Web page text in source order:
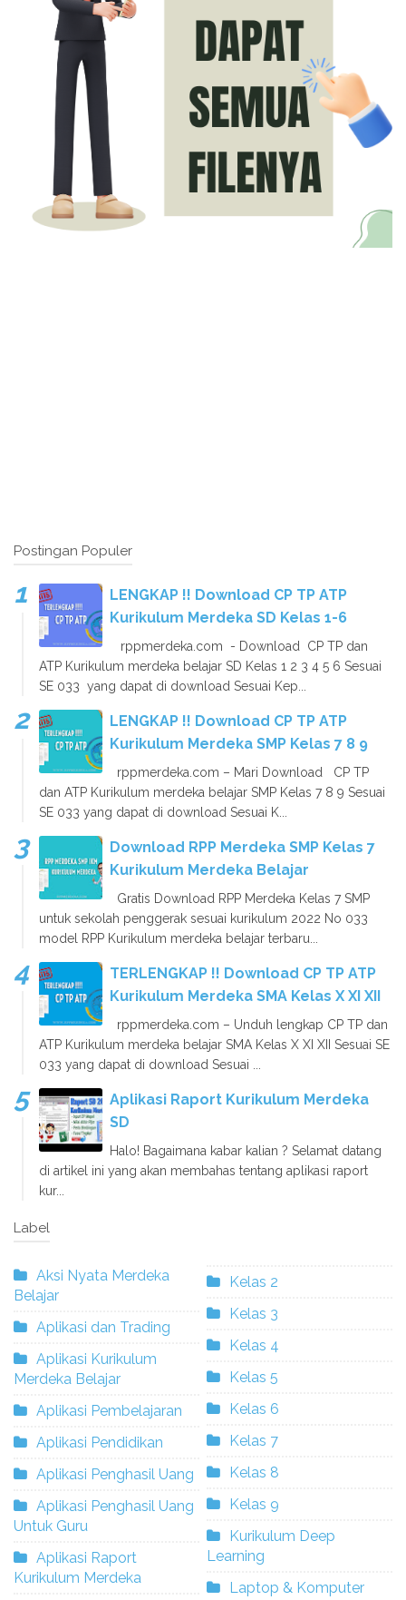
Postingan Populer
LENGKAP !! Download CP TP ATP
Kurikulum Merdeka SD Kelas 1-6
rppmerdeka.com - Download CP TP dan
ATP Kurikulum merdeka belajar SD Kelas 1 2 3 4 5 6 Sesuai
SE 033 yang dapat di download Sesuai Kep...
LENGKAP !! Download CP TP ATP
Kurikulum Merdeka SMP Kelas 7 8 9
rppmerdeka.com – Mari Download CP TP
dan ATP Kurikulum merdeka belajar SMP Kelas 7 8 9 Sesuai
SE 033 yang dapat di download Sesuai K...
Download RPP Merdeka SMP Kelas 7
Kurikulum Merdeka Belajar
Gratis Download RPP Merdeka Kelas 7 SMP
untuk sekolah penggerak sesuai kurikulum 2022 No 033
model RPP Kurikulum merdeka belajar terbaru...
TERLENGKAP !! Download CP TP ATP
Kurikulum Merdeka SMA Kelas X XI XII
rppmerdeka.com – Unduh lengkap CP TP dan
ATP Kurikulum merdeka belajar SMA Kelas X XI XII Sesuai SE
033 yang dapat di download Sesuai ...
Aplikasi Raport Kurikulum Merdeka
SD
Halo! Bagaimana kabar kalian ? Selamat datang
di artikel ini yang akan membahas tentang aplikasi raport
kur...
Label
Aksi Nyata Merdeka
Belajar
Aplikasi dan Trading
Aplikasi Kurikulum
Merdeka Belajar
Aplikasi Pembelajaran
Aplikasi Pendidikan
Aplikasi Penghasil Uang
Aplikasi Penghasil Uang
Untuk Guru
Aplikasi Raport
Kurikulum Merdeka
Kelas 2
Kelas 3
Kelas 4
Kelas 5
Kelas 6
Kelas 7
Kelas 8
Kelas 9
Kurikulum Deep
Learning
Laptop & Komputer